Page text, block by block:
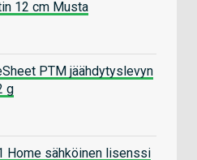
12 cm Musta
PTM jäähdytyslevyn
g
Home sähköinen lisenssi